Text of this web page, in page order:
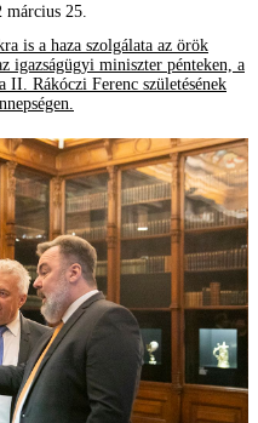
március 25.
is a haza szolgálata az örök
igazságügyi miniszter pénteken, a
II. Rákóczi Ferenc születésének